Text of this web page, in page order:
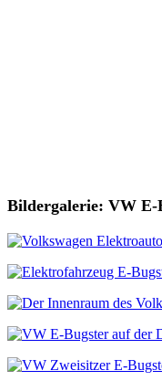
Bildergalerie: VW